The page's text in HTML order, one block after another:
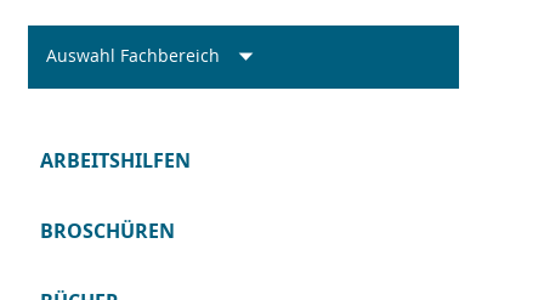
Auswahl Fachbereich
ARBEITSHILFEN
BROSCHÜREN